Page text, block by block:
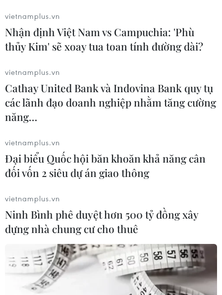
bị đe dọa. Tổng thống Trump yêu cầu Broadcom
và Qualcomm ngay lập tức và chấm dứt vĩnh
viễn thương vụ trên./.
#Chip điện tử #Broadcom
#Thương vụ lịch sử
#Qualcomm
#Tổng thống Mỹ
#Donald Trump
#tin tức
#tin tức mới nhất
#tin tức 24h
#tin tức mới nhất trong ngày
#tin tức thời sự
vietnamplus.vn
Nhận định Việt Nam vs Campuchia: 'Phù
thủy Kim' sẽ xoay tua toan tính đường dài?
vietnamplus.vn
Cathay United Bank và Indovina Bank quy tụ
các lãnh đạo doanh nghiệp nhằm tăng cường
năng…
vietnamplus.vn
Đại biểu Quốc hội băn khoăn khả năng cân
đối vốn 2 siêu dự án giao thông
vietnamplus.vn
Ninh Bình phê duyệt hơn 500 tỷ đồng xây
dựng nhà chung cư cho thuê